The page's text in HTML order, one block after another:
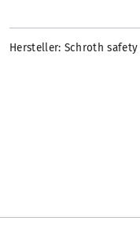
Hersteller: Schroth safety